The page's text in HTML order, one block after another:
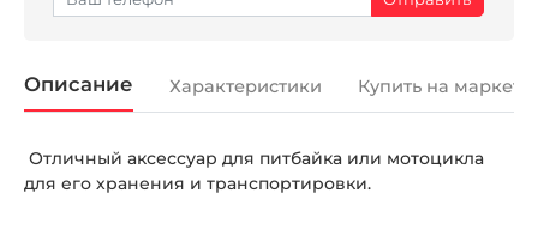
Описание Характеристики Купить на
Отличный аксессуар для питбайка или мотоцикла
для его хранения и транспортировки.